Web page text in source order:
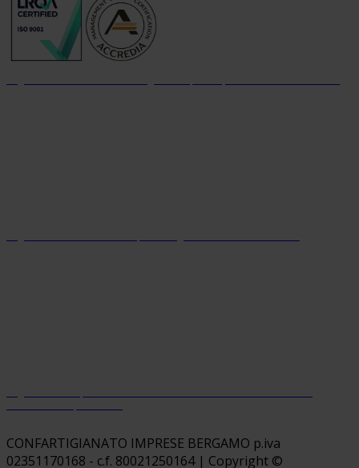
CONFARTIGIANATO IMPRESE BERGAMO p.iva
02351170168 - c.f. 80021250164 | Copyright ©